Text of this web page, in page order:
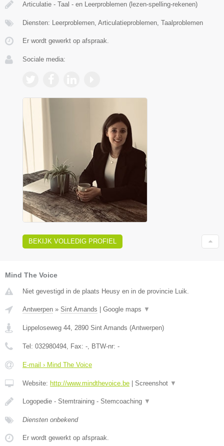
Articulatie - Taal - en Leerproblemen (lezen-spelling-rekenen)
Diensten: Leerproblemen, Articulatieproblemen, Taalproblemen
Er wordt gewerkt op afspraak.
Sociale media:
BEKIJK VOLLEDIG PROFIEL
Mind The Voice
Niet gevestigd in de plaats Heusy en in de provincie Luik.
Antwerpen » Sint Amands Google maps ▼
Lippeloseweg 44, 2890 Sint Amands (Antwerpen)
Tel: 032980494, Fax: -, BTW-nr: -
E-mail › Mind The Voice
Website: http://www.mindthevoice.be Screenshot ▼
Logopedie - Stemtraining - Stemcoaching ▼
Diensten onbekend
Er wordt gewerkt op afspraak.